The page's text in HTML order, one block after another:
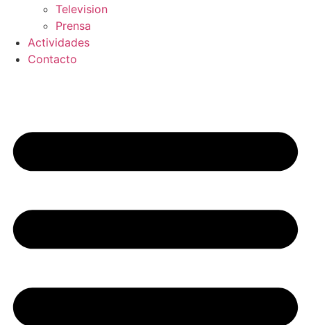
Television
Prensa
Actividades
Contacto